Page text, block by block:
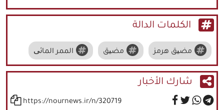
الكلمات الدالة
مضیق هرمز مضیق الممر المائی
شارك الأخبار
https://nournews.ir/n/320719